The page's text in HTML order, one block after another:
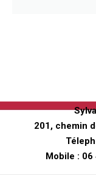
201, chemin
Mobile : 06